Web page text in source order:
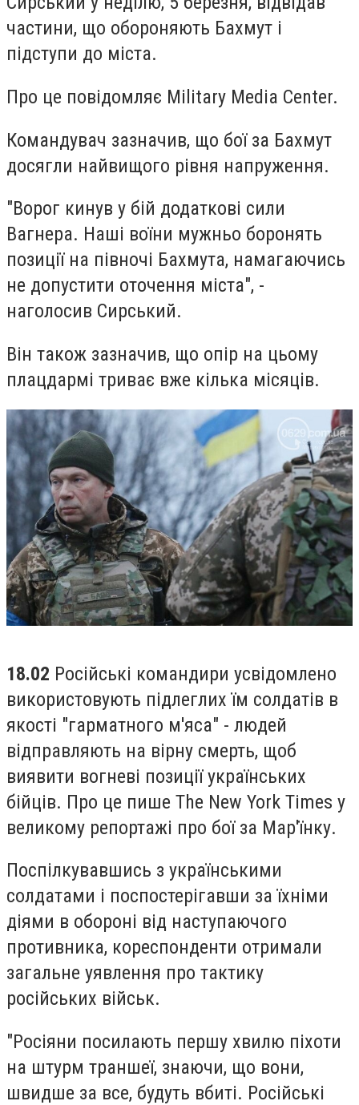
частини, що обороняють Бахмут і
підступи до міста.
Про це повідомляє Military Media Center.
Командувач зазначив, що бої за Бахмут
досягли найвищого рівня напруження.
"Ворог кинув у бій додаткові сили
Вагнера. Наші воїни мужньо боронять
позиції на півночі Бахмута, намагаючись
не допустити оточення міста", -
наголосив Сирський.
Він також зазначив, що опір на цьому
плацдармі триває вже кілька місяців.
18.02 Російські командири усвідомлено
використовують підлеглих їм солдатів в
якості "гарматного м'яса" - людей
відправляють на вірну смерть, щоб
виявити вогневі позиції українських
бійців. Про це пише The New York Times у
великому репортажі про бої за Мар'їнку.
Поспілкувавшись з українськими
солдатами і поспостерігавши за їхніми
діями в обороні від наступаючого
противника, кореспонденти отримали
загальне уявлення про тактику
російських військ.
"Росіяни посилають першу хвилю піхоти
на штурм траншеї, знаючи, що вони,
швидше за все, будуть вбиті. Російські